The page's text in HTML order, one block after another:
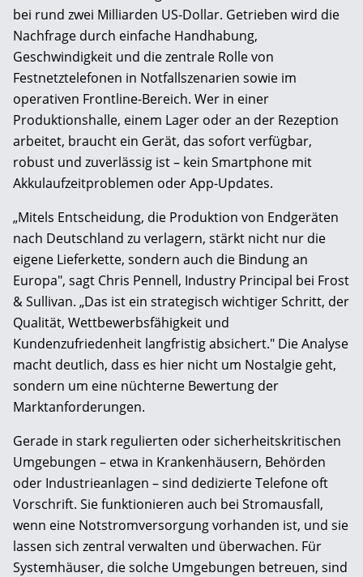
bei rund zwei Milliarden US-Dollar. Getrieben wird die
Nachfrage durch einfache Handhabung,
Geschwindigkeit und die zentrale Rolle von
Festnetztelefonen in Notfallszenarien sowie im
operativen Frontline-Bereich. Wer in einer
Produktionshalle, einem Lager oder an der Rezeption
arbeitet, braucht ein Gerät, das sofort verfügbar,
robust und zuverlässig ist – kein Smartphone mit
Akkulaufzeitproblemen oder App-Updates.
„Mitels Entscheidung, die Produktion von Endgeräten
nach Deutschland zu verlagern, stärkt nicht nur die
eigene Lieferkette, sondern auch die Bindung an
Europa", sagt Chris Pennell, Industry Principal bei Frost
& Sullivan. „Das ist ein strategisch wichtiger Schritt, der
Qualität, Wettbewerbsfähigkeit und
Kundenzufriedenheit langfristig absichert." Die Analyse
macht deutlich, dass es hier nicht um Nostalgie geht,
sondern um eine nüchterne Bewertung der
Marktanforderungen.
Gerade in stark regulierten oder sicherheitskritischen
Umgebungen – etwa in Krankenhäusern, Behörden
oder Industrieanlagen – sind dedizierte Telefone oft
Vorschrift. Sie funktionieren auch bei Stromausfall,
wenn eine Notstromversorgung vorhanden ist, und sie
lassen sich zentral verwalten und überwachen. Für
Systemhäuser, die solche Umgebungen betreuen, sind